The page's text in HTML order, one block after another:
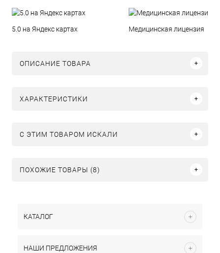
5.0 на Яндекс картах Медицинская лицензия
ОПИСАНИЕ ТОВАРА
ХАРАКТЕРИСТИКИ
C ЭТИМ ТОВАРОМ ИСКАЛИ
ПОХОЖИЕ ТОВАРЫ (8)
КАТАЛОГ
НАШИ ПРЕДЛОЖЕНИЯ